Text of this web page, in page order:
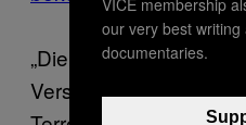
„Die deutsche
Versuche von Gewalt-
our very best
documentaries.